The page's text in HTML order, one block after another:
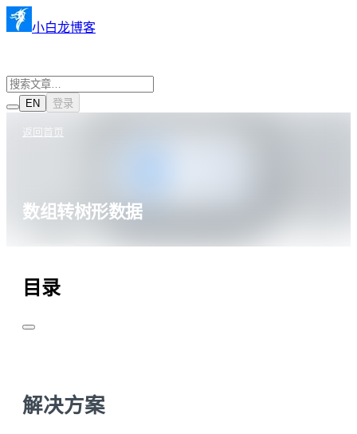
小白龙博客
EN 登录
返回首页
数组转树形数据
目录
解决方案